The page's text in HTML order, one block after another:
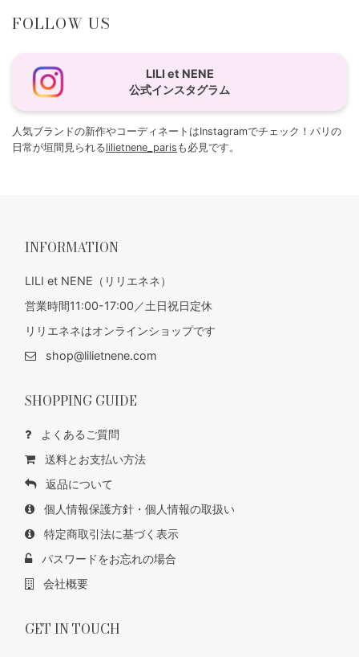
FOLLOW US
LILI et NENE
公式インスタグラム
人気ブランドの新作やコーディネートはInstagramでチェック！パリの
日常が垣間見られるlilietnene_paris も必見です。
INFORMATION
LILI et NENE（リリエネネ）
営業時間11:00-17:00／土日祝日定休
リリエネネはオンラインショップです
shop@lilietnene.com
SHOPPING GUIDE
よくあるご質問
送料とお支払い方法
返品について
個人情報保護方針・個人情報の取扱い
特定商取引法に基づく表示
パスワードをお忘れの場合
会社概要
GET IN TOUCH